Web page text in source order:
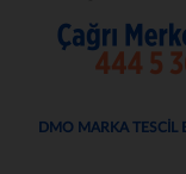
DMO MARKA TESCİL